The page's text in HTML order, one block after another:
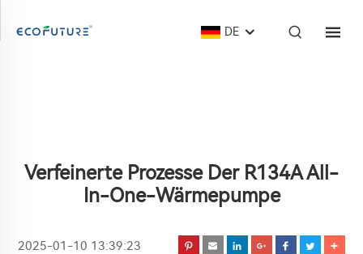
DE
Verfeinerte Prozesse Der R134A All-
In-One-Wärmepumpe
2025-01-10 13:39:23